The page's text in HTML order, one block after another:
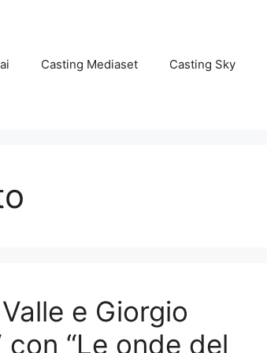
Casting Mediaset Casting Sky
e Giorgio
“Le onde del